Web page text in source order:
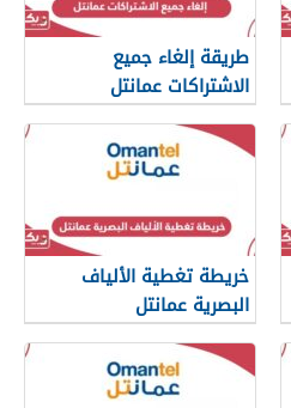
طريقة إلغاء جميع
الاشتراكات عمانتل
خريطة تغطية الألياف
البصرية عمانتل